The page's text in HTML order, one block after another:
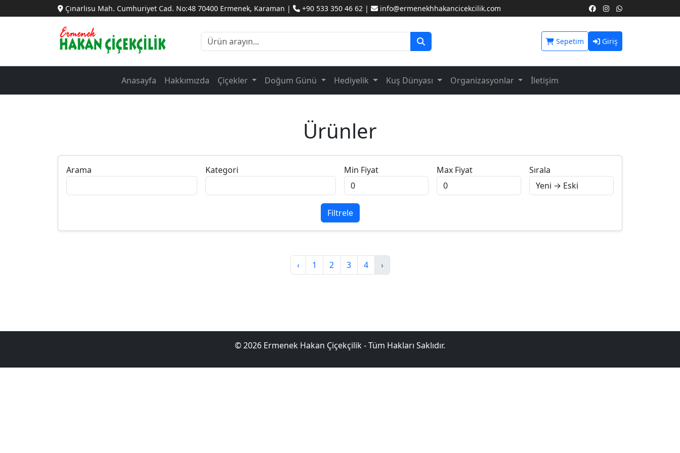
Çınarlısu Mah. Cumhuriyet Cad. No:48 70400 Ermenek, Karaman | +90 533 350 46 62 | info@ermenekhhakancicekcilik.com
Sepetim Giriş
Anasayfa Hakkımızda Çiçekler Doğum Günü Hediyelik Kuş Dünyası Organizasyonlar İletişim
Ürünler
Arama Kategori Min Fiyat Max Fiyat Sırala
Filtrele
‹ 1 2 3 4 ›
© 2026 Ermenek Hakan Çiçekçilik - Tüm Hakları Saklıdır.